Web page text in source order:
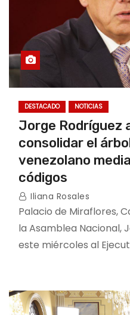
DESTACADO NOTICIAS
Jorge Rodríguez
consolidar el
venezolano
códigos
Iliana Rosales
Palacio de Miraflores,
la Asamblea Nacional,
este miércoles al